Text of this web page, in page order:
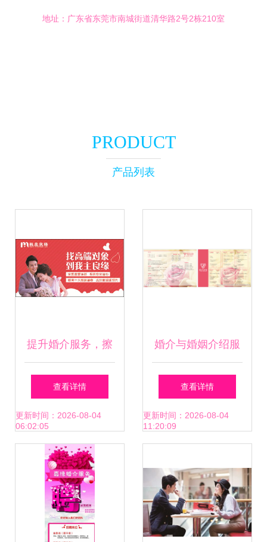
地址：广东省东莞市南城街道清华路2号2栋210室
PRODUCT
产品列表
提升婚介服务，擦
亮幸福底色——我
主良缘在杭州的领
先之路
查看详情
更新时间：2026-08-04
06:02:05
婚介与婚姻介绍服
务 现状、思考与选
择建议
查看详情
更新时间：2026-08-04
11:20:09